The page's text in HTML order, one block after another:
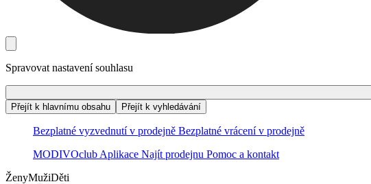
Spravovat nastavení souhlasu
Přejít k hlavnímu obsahu
Přejít k vyhledávání
Bezplatné vyzvednutí v prodejně Bezplatné vrácení v prodejně
MODIVOclub Aplikace Najít prodejnu Pomoc a kontakt
ŽenyMužiDěti